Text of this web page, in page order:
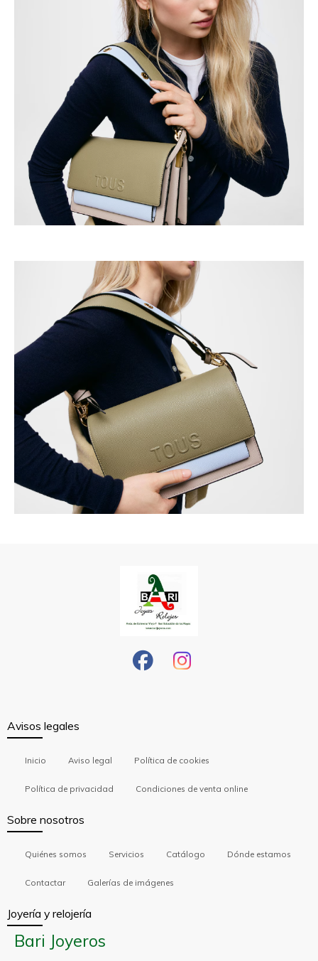
Avisos legales
Inicio Aviso legal Política de cookies
Política de privacidad Condiciones de venta online
Sobre nosotros
Quiénes somos Servicios Catálogo Dónde estamos
Contactar Galerías de imágenes
Joyería y relojería
Bari Joyeros